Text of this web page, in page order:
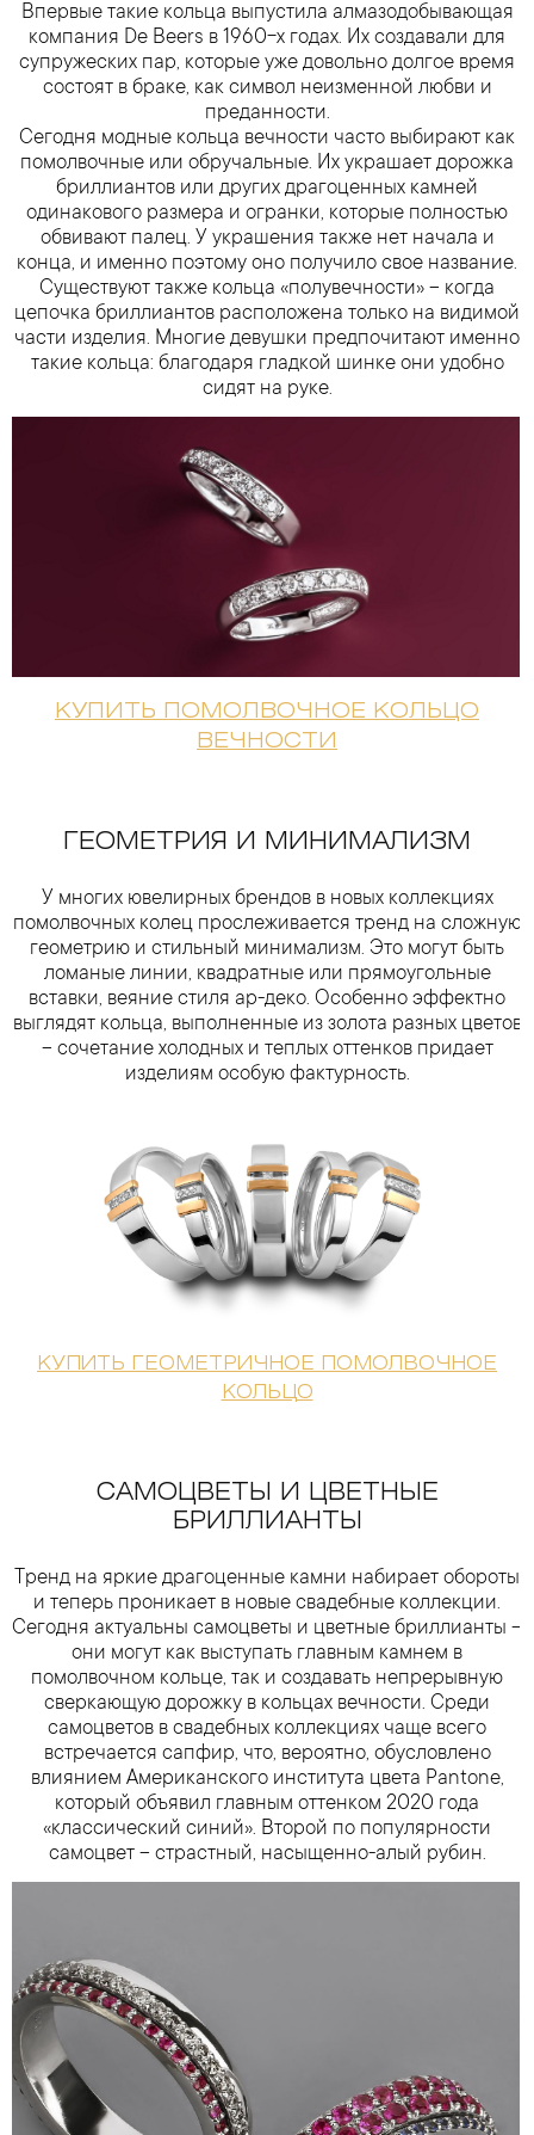
Впервые такие кольца выпустила алмазодобывающая
компания De Beers в 1960-х годах. Их создавали для
супружеских пар, которые уже довольно долгое время
состоят в браке, как символ неизменной любви и
преданности.
Сегодня модные кольца вечности часто выбирают как
помолвочные или обручальные. Их украшает дорожка
бриллиантов или других драгоценных камней
одинакового размера и огранки, которые полностью
обвивают палец. У украшения также нет начала и
конца, и именно поэтому оно получило свое название.
Существуют также кольца «полувечности» – когда
цепочка бриллиантов расположена только на видимой
части изделия. Многие девушки предпочитают именно
такие кольца: благодаря гладкой шинке они удобно
сидят на руке.
КУПИТЬ ПОМОЛВОЧНОЕ КОЛЬЦО
ВЕЧНОСТИ
ГЕОМЕТРИЯ И МИНИМАЛИЗМ
У многих ювелирных брендов в новых коллекциях
помолвочных колец прослеживается тренд на сложную
геометрию и стильный минимализм. Это могут быть
ломаные линии, квадратные или прямоугольные
вставки, веяние стиля ар-деко. Особенно эффектно
выглядят кольца, выполненные из золота разных цветов
– сочетание холодных и теплых оттенков придает
изделиям особую фактурность.
КУПИТЬ ГЕОМЕТРИЧНОЕ ПОМОЛВОЧНОЕ
КОЛЬЦО
САМОЦВЕТЫ И ЦВЕТНЫЕ
БРИЛЛИАНТЫ
Тренд на яркие драгоценные камни набирает обороты
и теперь проникает в новые свадебные коллекции.
Сегодня актуальны самоцветы и цветные бриллианты –
они могут как выступать главным камнем в
помолвочном кольце, так и создавать непрерывную
сверкающую дорожку в кольцах вечности. Среди
самоцветов в свадебных коллекциях чаще всего
встречается сапфир, что, вероятно, обусловлено
влиянием Американского института цвета Pantone,
который объявил главным оттенком 2020 года
«классический синий». Второй по популярности
самоцвет – страстный, насыщенно-алый рубин.